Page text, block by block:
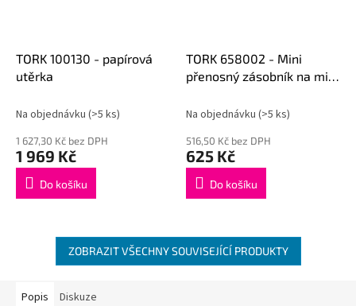
TORK 100130 - papírová
utěrka
Na objednávku (>5 ks)
1 627,30 Kč bez DPH
1 969 Kč
Do košíku
TORK 658002 - Mini
přenosný zásobník na mini
Na objednávku (>5 ks)
516,50 Kč bez DPH
625 Kč
Do košíku
ZOBRAZIT VŠECHNY SOUVISEJÍCÍ PRODUKTY
Popis Diskuze